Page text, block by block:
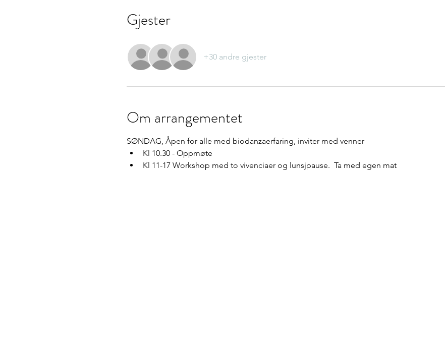
Gjester
+30 andre gjester
Om arrangementet
SØNDAG, Åpen for alle med biodanzaerfaring, inviter med venner
Kl 10.30 - Oppmøte
Kl 11-17 Workshop med to vivenciaer og lunsjpause.  Ta med egen mat